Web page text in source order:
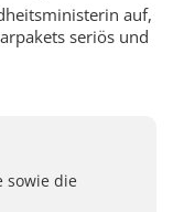
auf,
seriös und
sowie die